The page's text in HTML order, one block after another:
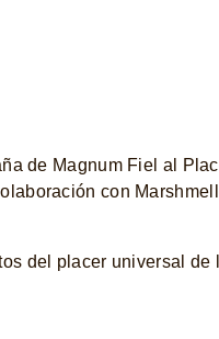
de Magnum Fiel al
con
del placer universal de